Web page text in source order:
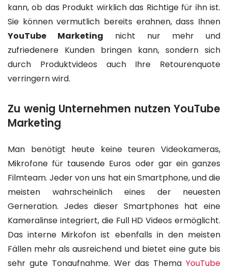
kann, ob das Produkt wirklich das Richtige für ihn ist.
Sie können vermutlich bereits erahnen, dass Ihnen
YouTube Marketing nicht nur mehr und
zufriedenere Kunden bringen kann, sondern sich
durch Produktvideos auch Ihre Retourenquote
verringern wird.
Zu wenig Unternehmen nutzen YouTube
Marketing
Man benötigt heute keine teuren Videokameras,
Mikrofone für tausende Euros oder gar ein ganzes
Filmteam. Jeder von uns hat ein Smartphone, und die
meisten wahrscheinlich eines der neuesten
Gerneration. Jedes dieser Smartphones hat eine
Kameralinse integriert, die Full HD Videos ermöglicht.
Das interne Mirkofon ist ebenfalls in den meisten
Fällen mehr als ausreichend und bietet eine gute bis
sehr gute Tonaufnahme. Wer das Thema YouTube